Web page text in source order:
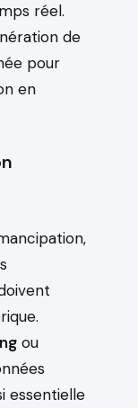
réel.
de
pour
en
ou
essentielle